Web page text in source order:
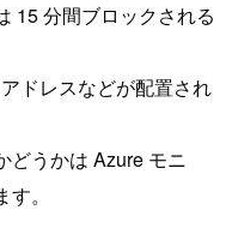
15 分間ブロックされる
ドレスなどが配置され
どうかは Azure モニ
。